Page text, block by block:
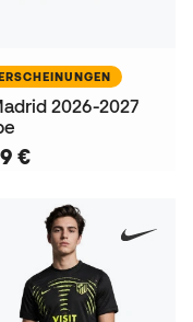
2026-2027
€